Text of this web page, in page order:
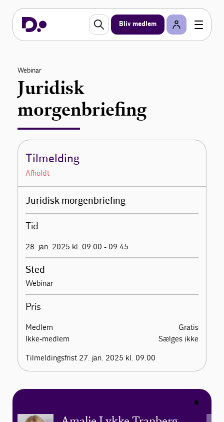
Bliv medlem
Webinar
Juridisk
morgenbriefing
Tilmelding
Afholdt
Juridisk morgenbriefing
Tid
28. jan. 2025 kl. 09.00 - 09.45
Sted
Webinar
Pris
Medlem
Gratis
Ikke-medlem
Sælges ikke
Tilmeldingsfrist 27. jan. 2025 kl. 09.00